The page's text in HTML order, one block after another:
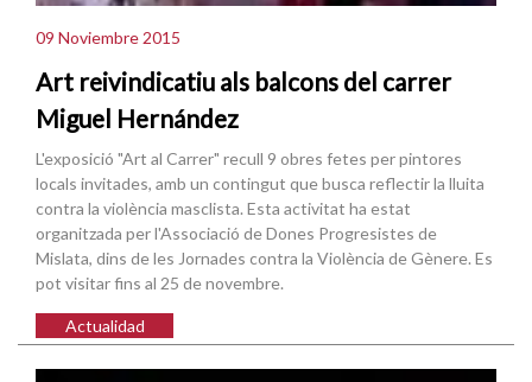
09 Noviembre 2015
Art reivindicatiu als balcons del carrer
Miguel Hernández
L'exposició "Art al Carrer" recull 9 obres fetes per pintores
locals invitades, amb un contingut que busca reflectir la lluita
contra la violència masclista. Esta activitat ha estat
organitzada per l'Associació de Dones Progresistes de
Mislata, dins de les Jornades contra la Violència de Gènere. Es
pot visitar fins al 25 de novembre.
Actualidad